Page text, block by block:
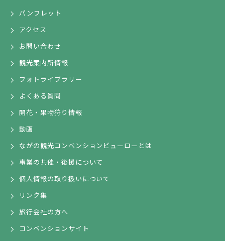
パンフレット
アクセス
お問い合わせ
観光案内所情報
フォトライブラリー
よくある質問
開花・果物狩り情報
動画
ながの観光コンベンションビューローとは
事業の共催・後援について
個人情報の取り扱いについて
リンク集
旅行会社の方へ
コンベンションサイト